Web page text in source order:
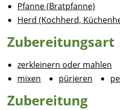
Pfanne (Bratpfanne)
Herd (Kochherd,
Zubereitungsart
zerkleinern oder mahlen
mixen
pürieren
Zubereitung